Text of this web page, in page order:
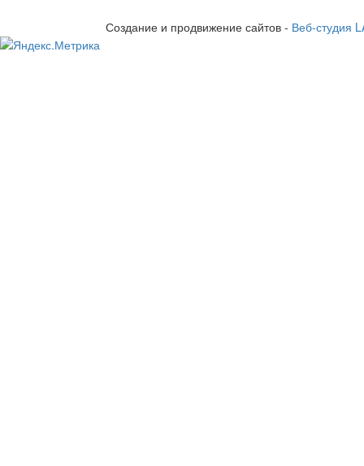
Создание и продвижение сайтов - Веб-студия